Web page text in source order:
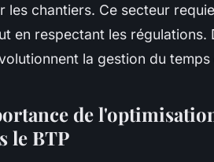
les chantiers. Ce secteur
en respectant les
la gestion du
de
le BTP